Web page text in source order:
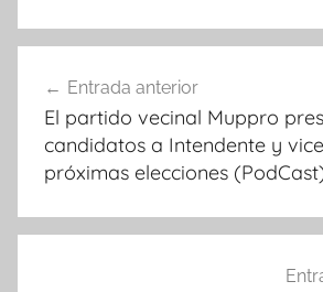
de
entradas
Entrada anterior
El partido vecinal Muppro
candidatos a Intendente y
próximas elecciones